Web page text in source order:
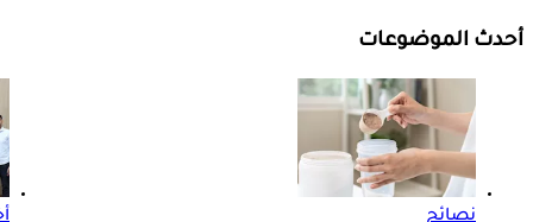
أحدث الموضوعات
نصائح